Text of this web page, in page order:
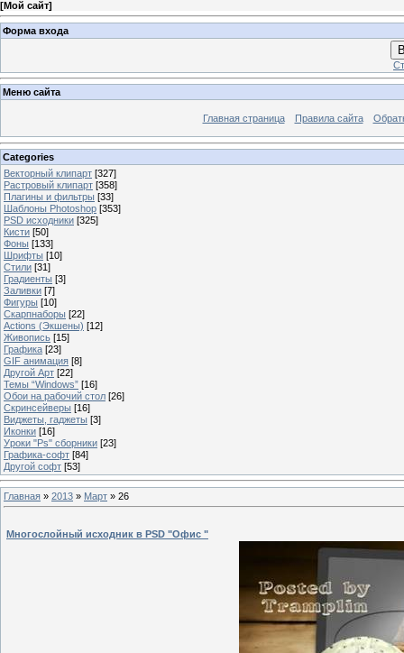
[Мой сайт]
Форма входа
Меню сайта
Главная страница Правила сайта
Categories
Векторный клипарт [327]
Растровый клипарт [358]
Плагины и фильтры [33]
Шаблоны Photoshop [353]
PSD исходники [325]
Кисти [50]
Фоны [133]
Шрифты [10]
Стили [31]
Градиенты [3]
Заливки [7]
Фигуры [10]
Скарпнаборы [22]
Actions (Экшены) [12]
Живопись [15]
Графика [23]
GIF анимация [8]
Другой Арт [22]
Темы “Windows” [16]
Обои на рабочий стол [26]
Скринсейверы [16]
Виджеты, гаджеты [3]
Иконки [16]
Уроки "Ps" сборники [23]
Графика-софт [84]
Другой софт [53]
Главная » 2013 » Март » 26
Многослойный исходник в PSD "Офис "